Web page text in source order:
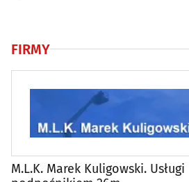
FIRMY
M.L.K. Marek Kuligowski. Usługi